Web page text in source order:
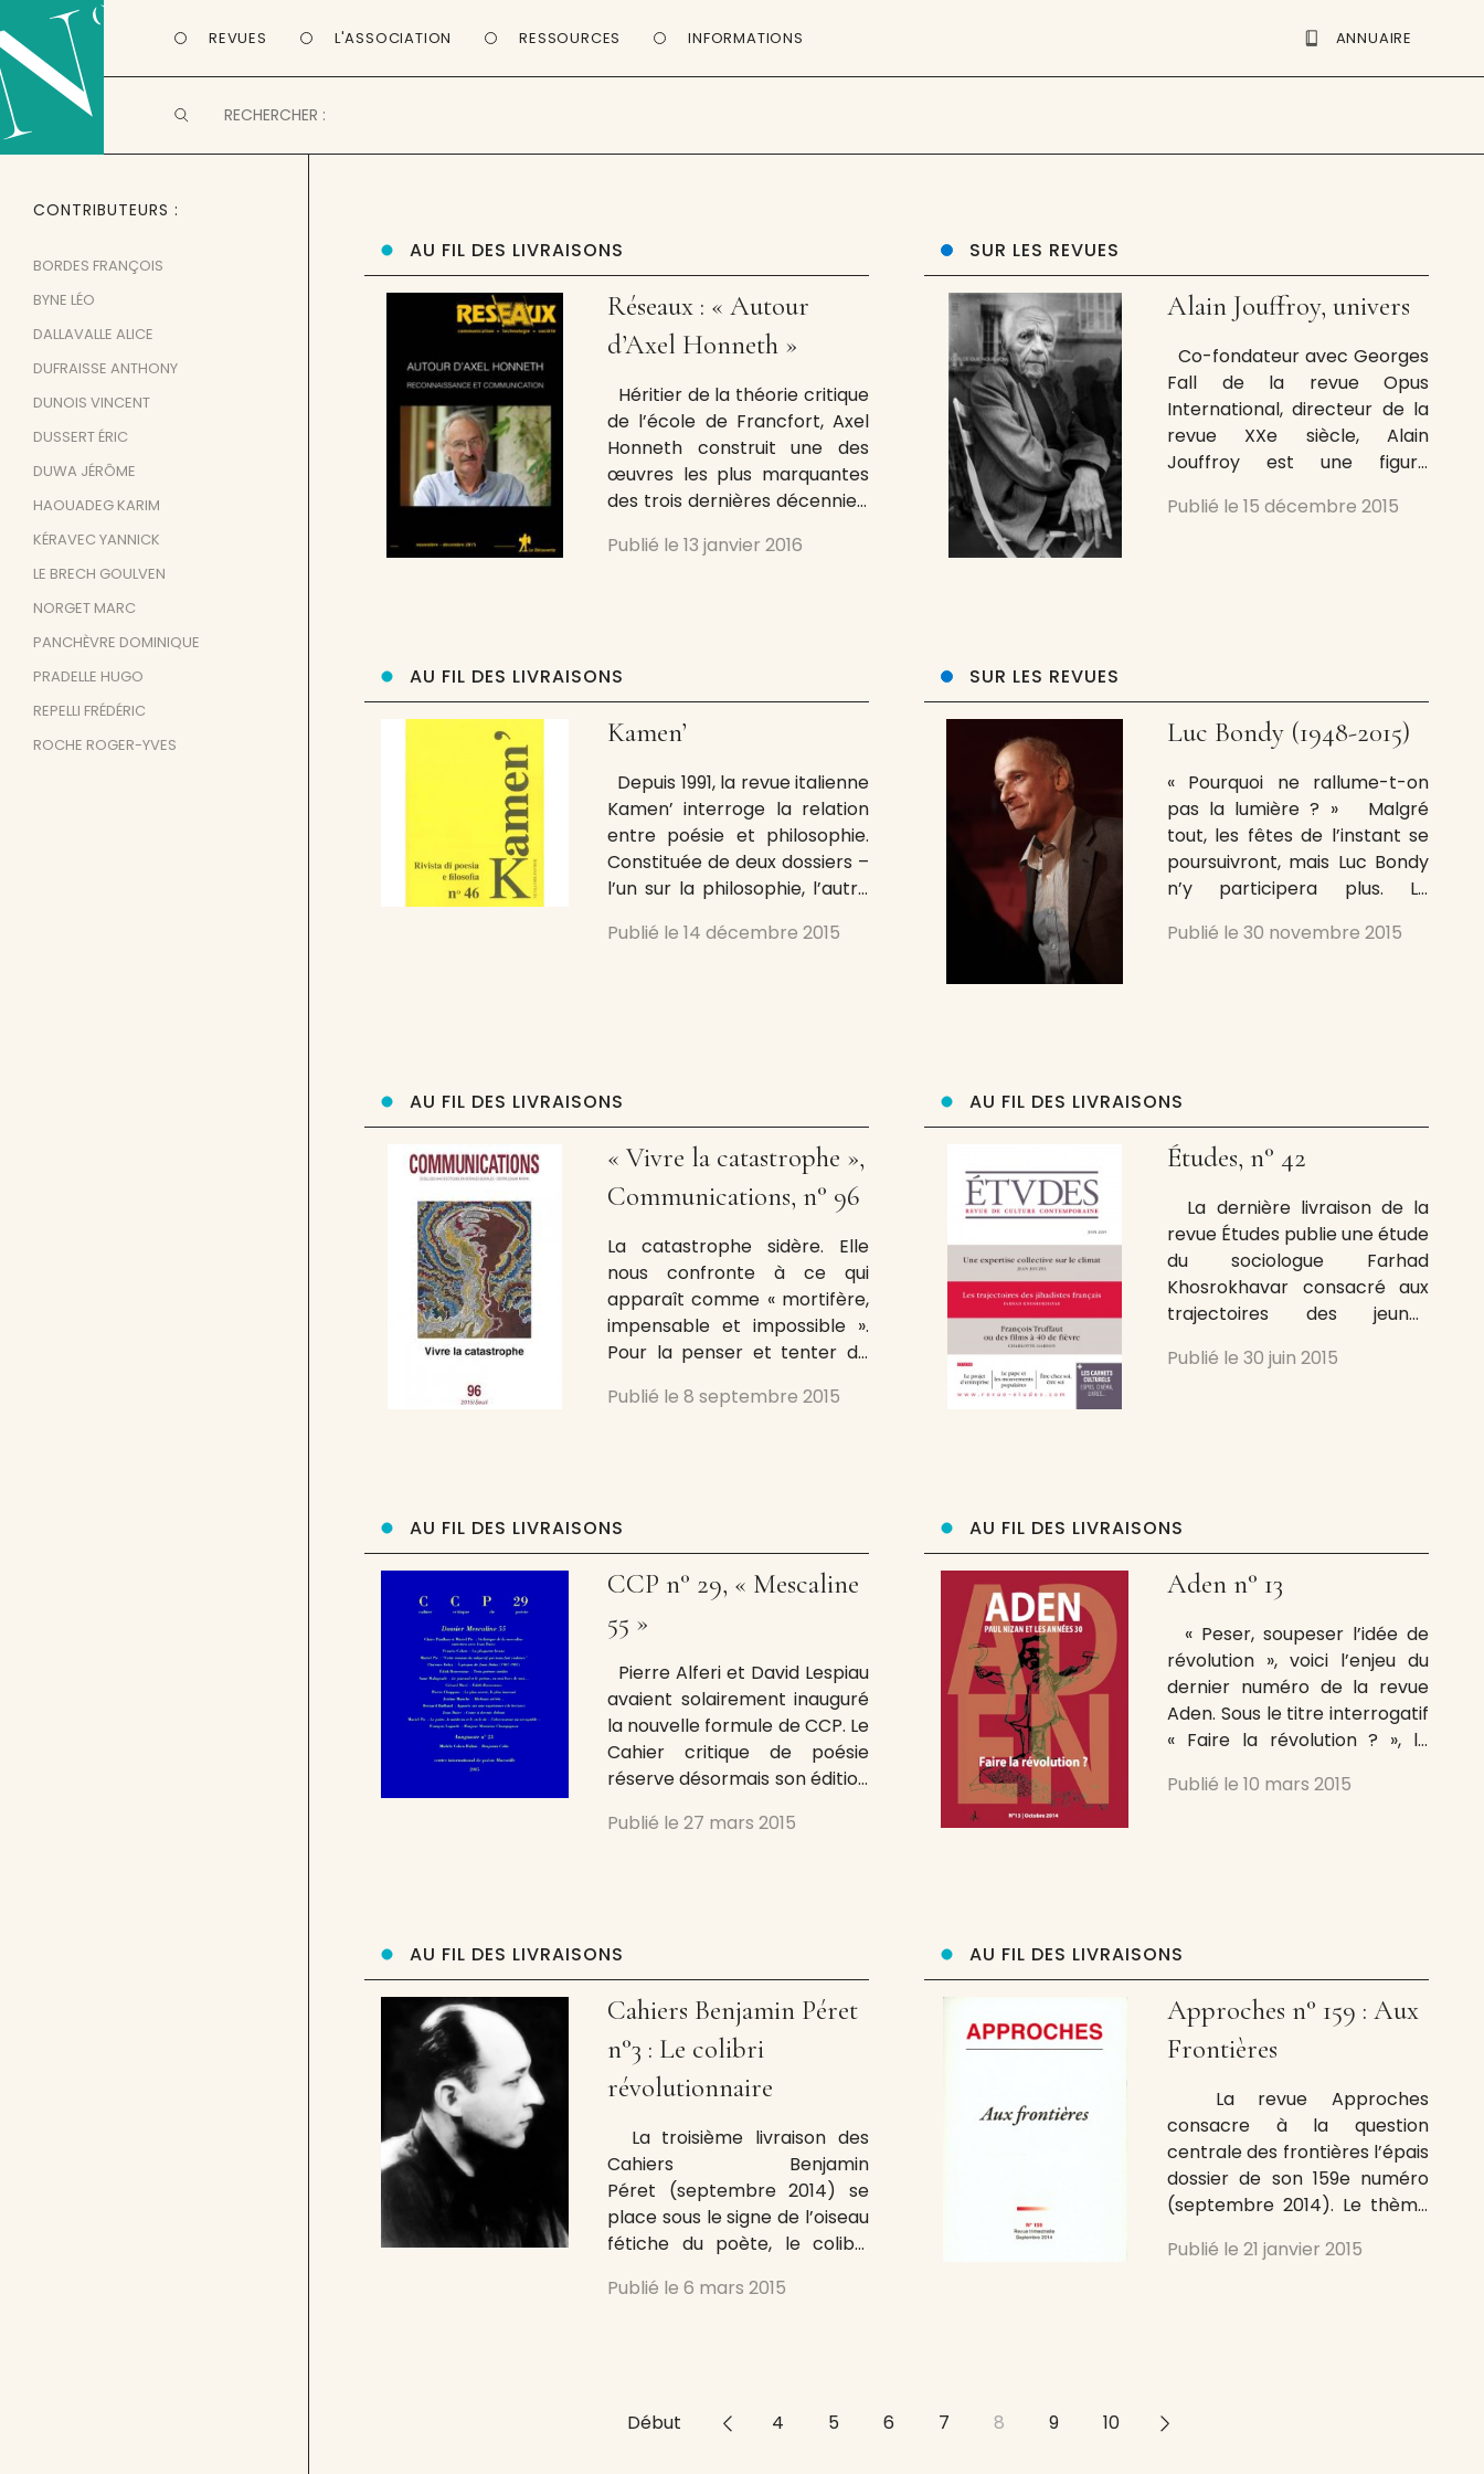
REVUES L'ASSOCIATION RESSOURCES INFORMATIONS ANNUAIRE
AU FIL DES LIVRAISONS
Réseaux : « Autour
d’Axel Honneth »
Héritier de la théorie critique
de l’école de Francfort, Axel
Honneth construit une des
œuvres les plus marquantes
des trois dernières décennies.
théorie de la reconnaissance,
social veut
Publié le 13 janvier 2016
SUR LES REVUES
Alain Jouffroy, univers
Co-fondateur avec Georges
Fall de la revue Opus
International, directeur de la
revue XXe siècle, Alain
Jouffroy est une figure
française et des avant-
revue, animateur, avec Sanda
Voïca, de Paysages écrits,
Publié le 15 décembre 2015
AU FIL DES LIVRAISONS
Kamen’
Depuis 1991, la revue italienne
Kamen’ interroge la relation
entre poésie et philosophie.
Constituée de deux dossiers –
l’un sur la philosophie, l’autre
aussi des textes de création
Publié le 14 décembre 2015
SUR LES REVUES
Luc Bondy (1948-2015)
« Pourquoi ne rallume-t-on
pas la lumière ? » Malgré
tout, les fêtes de l’instant se
poursuivront, mais Luc Bondy
n’y participera plus. Le
directeur de l’Odéon-Théâtre
son rôle
Publié le 30 novembre 2015
AU FIL DES LIVRAISONS
« Vivre la catastrophe »,
Communications, n° 96
La catastrophe sidère. Elle
nous confronte à ce qui
apparaît comme « mortifère,
impensable et impossible ».
Pour la penser et tenter de
dit, la revue Communications
dramaturge Yoann Moreau,
Publié le 8 septembre 2015
AU FIL DES LIVRAISONS
Études, n° 42
La dernière livraison de la
revue Études publie une étude
du sociologue Farhad
Khosrokhavar consacré aux
trajectoires des jeunes
d’études à l’EHESS et
(Éditions de la Maison des
sciences de l’homme, 2014).
Publié le 30 juin 2015
AU FIL DES LIVRAISONS
CCP n° 29, « Mescaline
55 »
Pierre Alferi et David Lespiau
avaient solairement inauguré
la nouvelle formule de CCP. Le
Cahier critique de poésie
réserve désormais son édition
comptes rendus et
http://cahiercritiquedepoesie.fr.
profond, revient sur
l’expérience de la mescaline
menée
Publié le 27 mars 2015
AU FIL DES LIVRAISONS
Aden n° 13
« Peser, soupeser l’idée de
révolution », voici l’enjeu du
dernier numéro de la revue
Aden. Sous le titre interrogatif
« Faire la révolution ? », la
et aux années 1930 propose
place de l’idée de
Publié le 10 mars 2015
AU FIL DES LIVRAISONS
Cahiers Benjamin Péret
n°3 : Le colibri
révolutionnaire
La troisième livraison des
Cahiers Benjamin
Péret (septembre 2014) se
place sous le signe de l’oiseau
fétiche du poète, le colibri.
Demarcq, présente le
de ces Cahiers
Publié le 6 mars 2015
AU FIL DES LIVRAISONS
Approches n° 159 : Aux
Frontières
La revue Approches
consacre à la question
centrale des frontières l’épais
dossier de son 159e numéro
(septembre 2014). Le thème
ensemble tant le champ est
complexité. Ainsi passe-t-on
Publié le 21 janvier 2015
Début << 4 5 6 7 8 9 10 >>
CONTRIBUTEURS
BORDES FRANÇOIS
BYNE LÉO
DALLAVALLE ALICE
DUFRAISSE ANTHONY
DUNOIS VINCENT
DUSSERT ÉRIC
DUWA JÉRÔME
HAOUADEG KARIM
KÉRAVEC YANNICK
LE BRECH GOULVEN
NORGET MARC
PANCHÈVRE DOMINIQUE
PRADELLE HUGO
REPELLI FRÉDÉRIC
ROCHE ROGER-YVES